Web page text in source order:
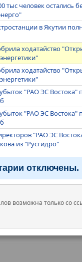
тыс человек остались
в Якутии
ходатайство
ходатайство
"РАО ЭС Востока"
"РАО ЭС Востока"
"РАО ЭС
из "Русгидро"
отключены.
возможна только со